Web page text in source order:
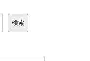
検索